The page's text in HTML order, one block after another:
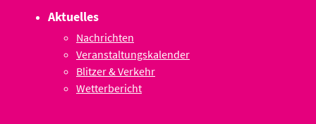
Aktuelles
Nachrichten
Veranstaltungskalender
Blitzer & Verkehr
Wetterbericht